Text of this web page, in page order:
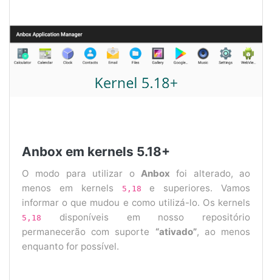
Anbox em kernels 5.18+
O modo para utilizar o Anbox foi alterado, ao
menos em kernels
5,18
e superiores. Vamos
informar o que mudou e como utilizá-lo. Os kernels
5,18
disponíveis em nosso repositório
permanecerão com suporte “ativado”, ao menos
enquanto for possível.